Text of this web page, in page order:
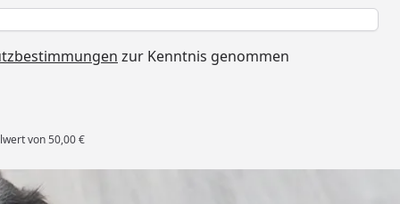
zur Kenntnis genommen
von 50,00 €